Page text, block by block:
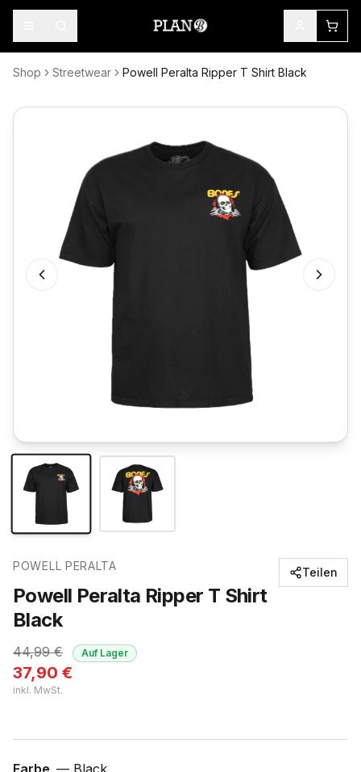
Shop Streetwear Powell Peralta Ripper T Shirt Black
POWELL PERALTA
Powell Peralta Ripper T Shirt
Black
44,99€
37,90 €
inkl. MwSt.
Auf Lager
Teilen
Farbe — Black